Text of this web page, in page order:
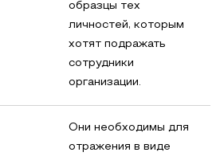
образцы тех
личностей, которым
хотят подражать
сотрудники
организации.
Они необходимы для
отражения в виде